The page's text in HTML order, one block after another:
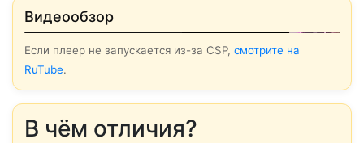
Видеообзор
▶ Смотреть
Если плеер не запускается из-за CSP, смотрите на
RuTube.
В чём отличия?